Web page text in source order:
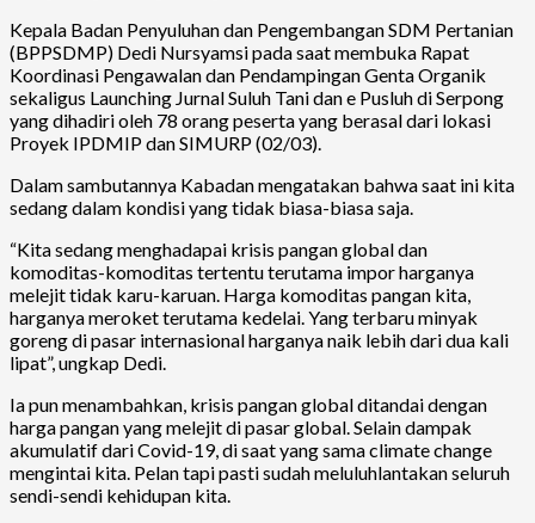
Kepala Badan Penyuluhan dan Pengembangan SDM Pertanian
(BPPSDMP) Dedi Nursyamsi pada saat membuka Rapat
Koordinasi Pengawalan dan Pendampingan Genta Organik
sekaligus Launching Jurnal Suluh Tani dan e Pusluh di Serpong
yang dihadiri oleh 78 orang peserta yang berasal dari lokasi
Proyek IPDMIP dan SIMURP (02/03).
Dalam sambutannya Kabadan mengatakan bahwa saat ini kita
sedang dalam kondisi yang tidak biasa-biasa saja.
“Kita sedang menghadapai krisis pangan global dan
komoditas-komoditas tertentu terutama impor harganya
melejit tidak karu-karuan. Harga komoditas pangan kita,
harganya meroket terutama kedelai. Yang terbaru minyak
goreng di pasar internasional harganya naik lebih dari dua kali
lipat”, ungkap Dedi.
Ia pun menambahkan, krisis pangan global ditandai dengan
harga pangan yang melejit di pasar global. Selain dampak
akumulatif dari Covid-19, di saat yang sama climate change
mengintai kita. Pelan tapi pasti sudah meluluhlantakan seluruh
sendi-sendi kehidupan kita.